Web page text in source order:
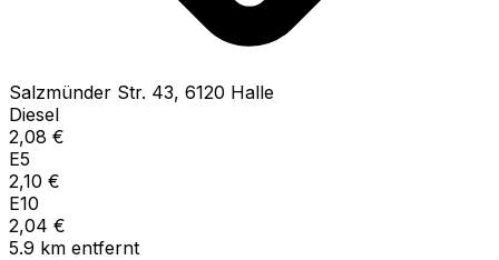
Salzmünder Str. 43, 6120 Halle
Diesel
2,08 €
E5
2,10 €
E10
2,04 €
5.9 km entfernt